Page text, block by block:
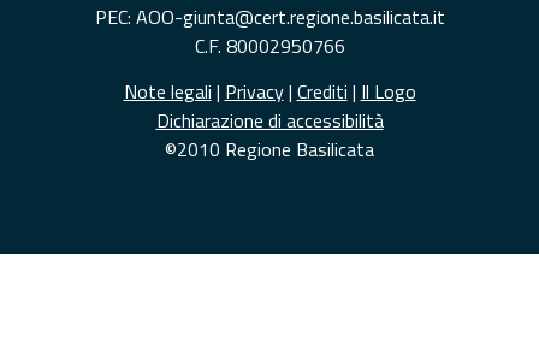
PEC: AOO-giunta@cert.regione.basilicata.it
C.F. 80002950766
Note legali | Privacy| Crediti | Il Logo
Dichiarazione di accessibilità
©2010 Regione Basilicata